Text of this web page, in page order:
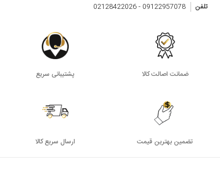
تلفن 09122957078 - 02128422026
ضمانت اصالت کالا پشتیبانی سریع
تضمین بهترین قیمت ارسال سریع کالا